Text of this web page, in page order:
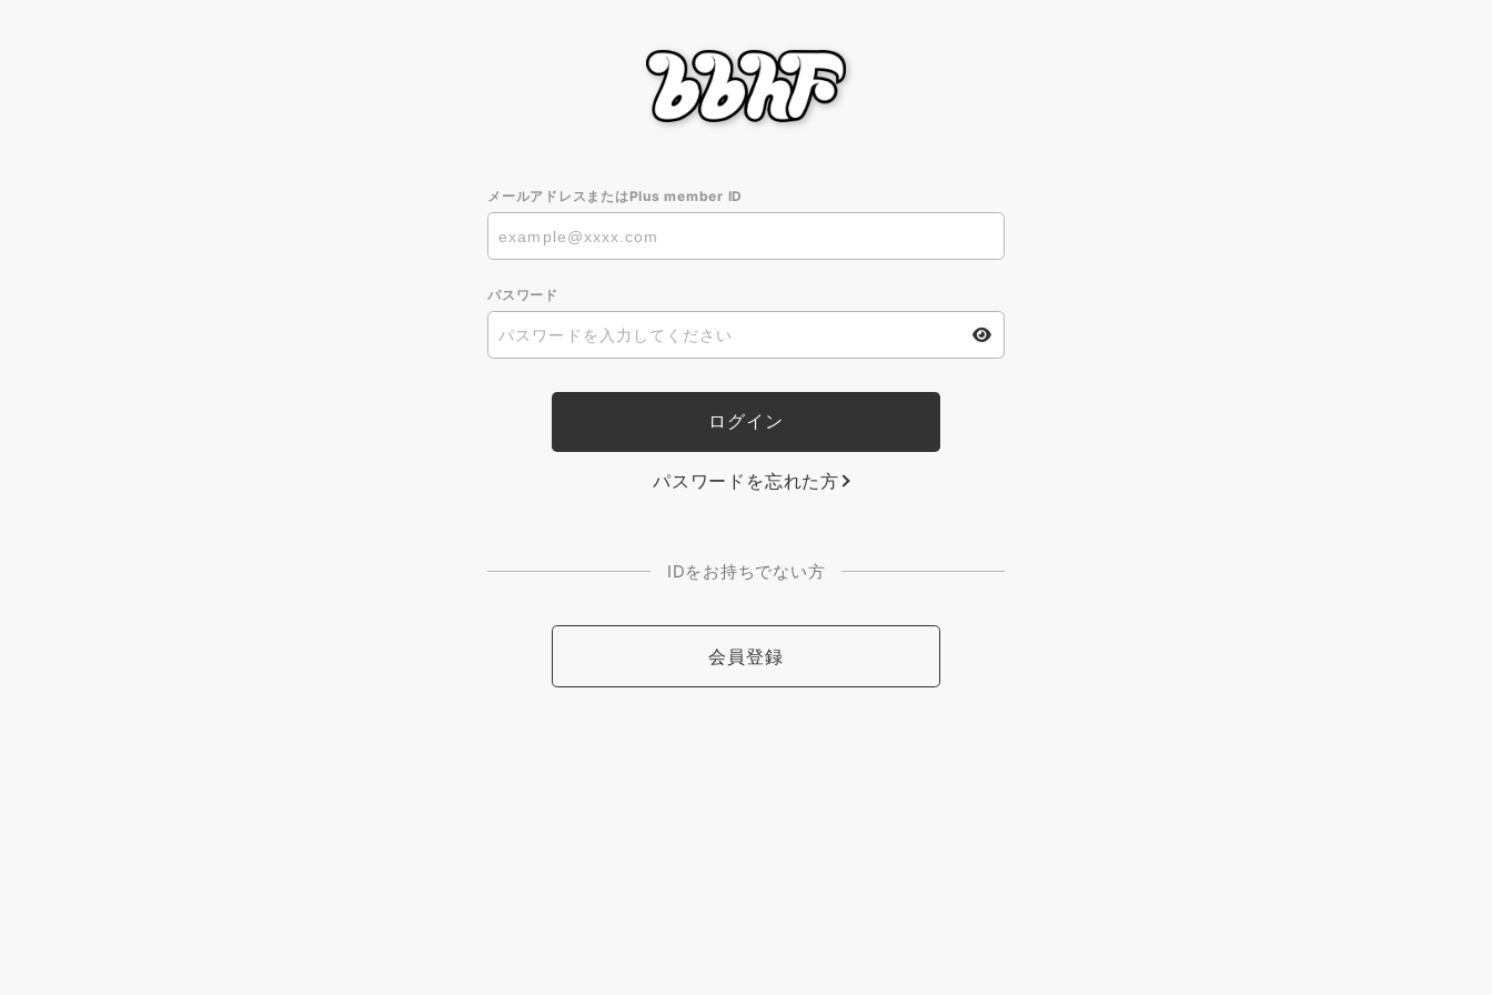
メールアドレスまたはPlus member ID
パスワード
パスワードを忘れた方
IDをお持ちでない方
会員登録